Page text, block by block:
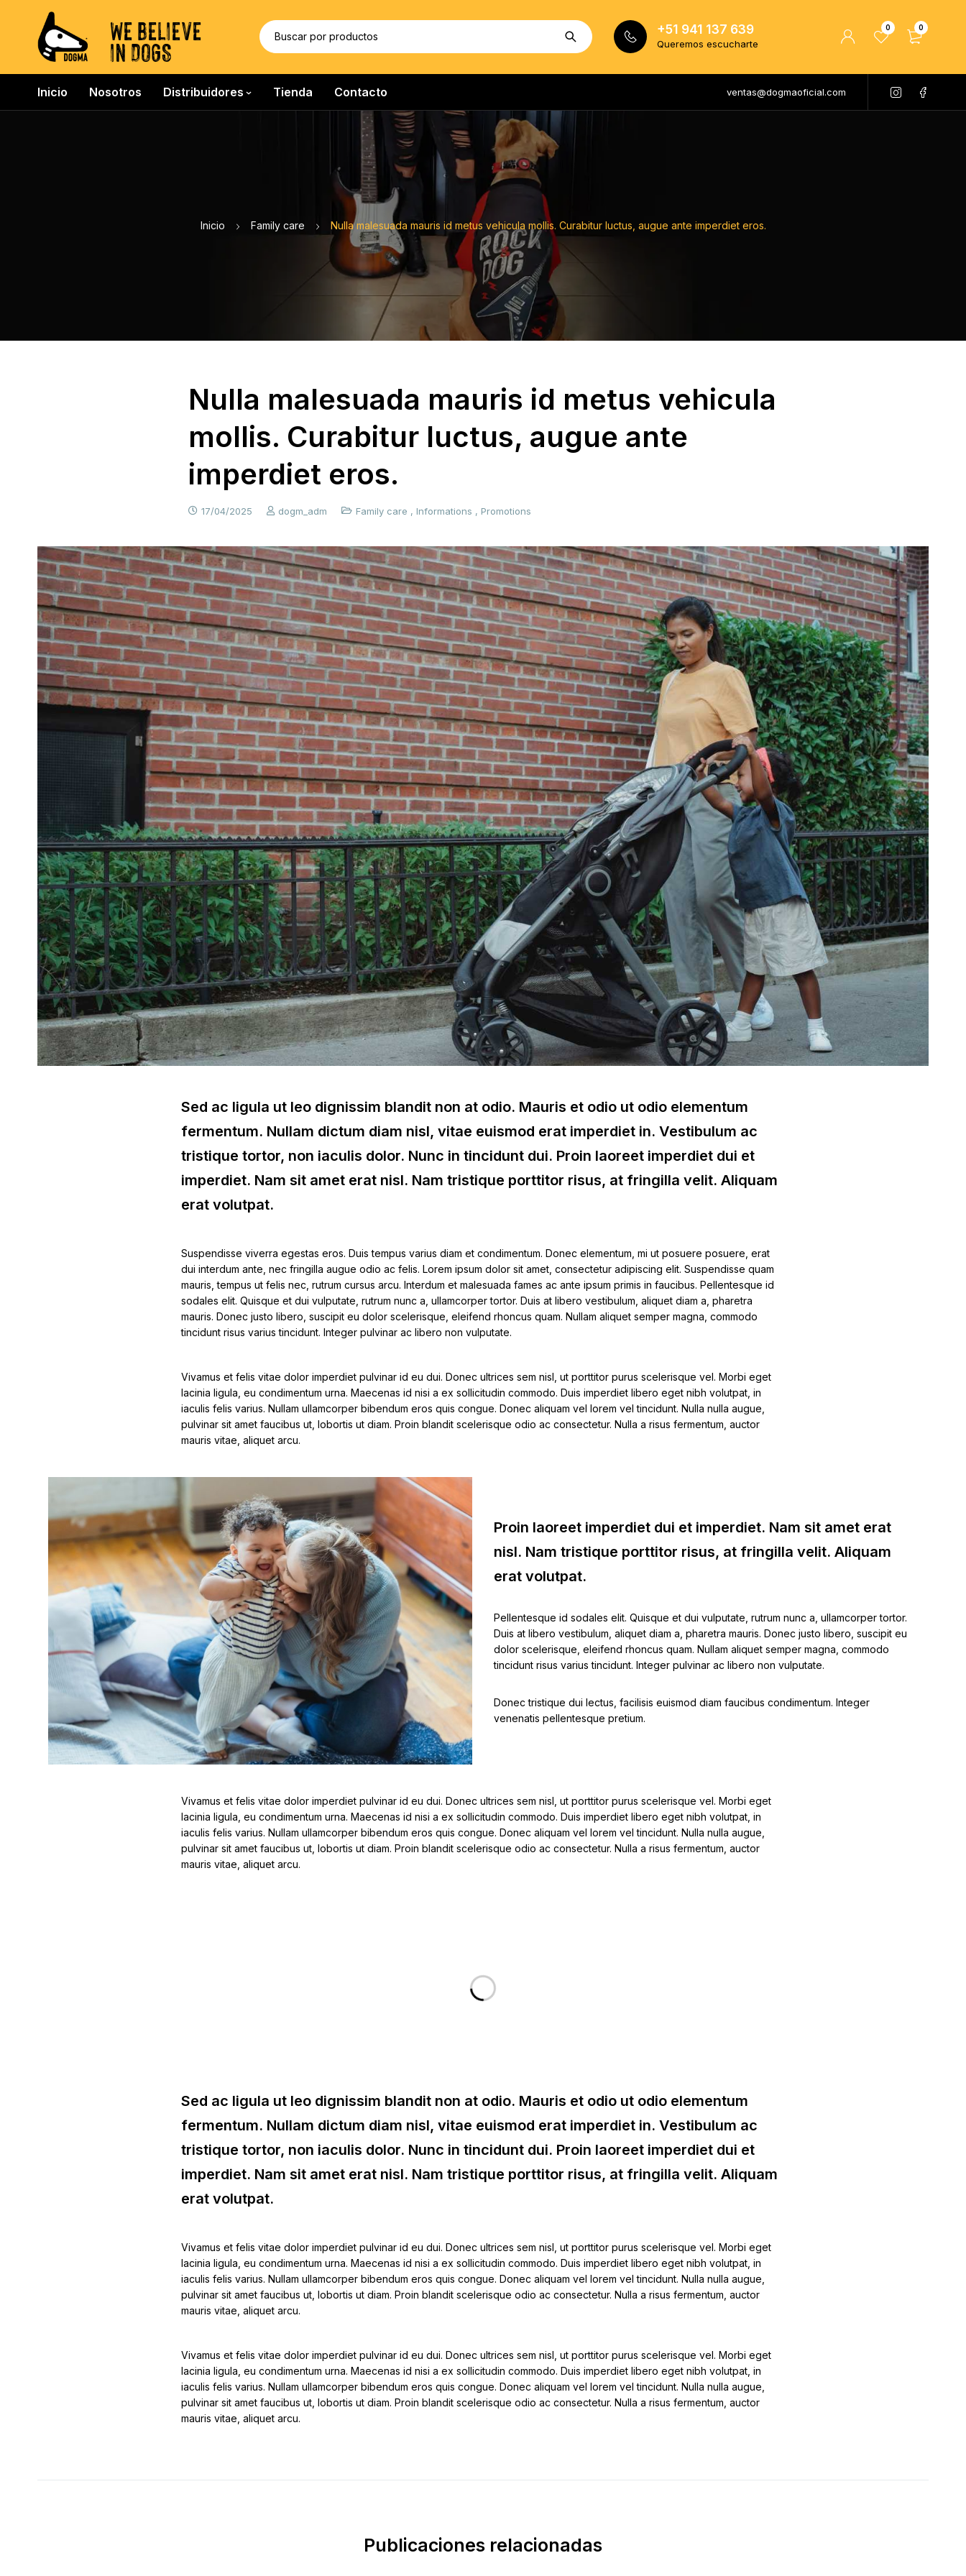
WE BELIEVE
IN DOGS
+51 941 137 639
Queremos escucharte
0 0
Inicio Nosotros Distribuidores Tienda Contacto ventas@dogmaoficial.com
Inicio Family care Nulla malesuada mauris id metus vehicula mollis. Curabitur luctus, augue ante imperdiet eros.
Nulla malesuada mauris id metus vehicula
mollis. Curabitur luctus, augue ante
imperdiet eros.
17/04/2025 dogm_adm Family care , Informations , Promotions
Sed ac ligula ut leo dignissim blandit non at odio. Mauris et odio ut odio elementum
fermentum. Nullam dictum diam nisl, vitae euismod erat imperdiet in. Vestibulum ac
tristique tortor, non iaculis dolor. Nunc in tincidunt dui. Proin laoreet imperdiet dui et
imperdiet. Nam sit amet erat nisl. Nam tristique porttitor risus, at fringilla velit. Aliquam
erat volutpat.
Suspendisse viverra egestas eros. Duis tempus varius diam et condimentum. Donec elementum, mi ut posuere posuere, erat
dui interdum ante, nec fringilla augue odio ac felis. Lorem ipsum dolor sit amet, consectetur adipiscing elit. Suspendisse quam
mauris, tempus ut felis nec, rutrum cursus arcu. Interdum et malesuada fames ac ante ipsum primis in faucibus. Pellentesque id
sodales elit. Quisque et dui vulputate, rutrum nunc a, ullamcorper tortor. Duis at libero vestibulum, aliquet diam a, pharetra
mauris. Donec justo libero, suscipit eu dolor scelerisque, eleifend rhoncus quam. Nullam aliquet semper magna, commodo
tincidunt risus varius tincidunt. Integer pulvinar ac libero non vulputate.
Vivamus et felis vitae dolor imperdiet pulvinar id eu dui. Donec ultrices sem nisl, ut porttitor purus scelerisque vel. Morbi eget
lacinia ligula, eu condimentum urna. Maecenas id nisi a ex sollicitudin commodo. Duis imperdiet libero eget nibh volutpat, in
iaculis felis varius. Nullam ullamcorper bibendum eros quis congue. Donec aliquam vel lorem vel tincidunt. Nulla nulla augue,
pulvinar sit amet faucibus ut, lobortis ut diam. Proin blandit scelerisque odio ac consectetur. Nulla a risus fermentum, auctor
mauris vitae, aliquet arcu.
Proin laoreet imperdiet dui et imperdiet. Nam sit amet erat
nisl. Nam tristique porttitor risus, at fringilla velit. Aliquam
erat volutpat.
Pellentesque id sodales elit. Quisque et dui vulputate, rutrum nunc a, ullamcorper tortor.
Duis at libero vestibulum, aliquet diam a, pharetra mauris. Donec justo libero, suscipit eu
dolor scelerisque, eleifend rhoncus quam. Nullam aliquet semper magna, commodo
tincidunt risus varius tincidunt. Integer pulvinar ac libero non vulputate.
Donec tristique dui lectus, facilisis euismod diam faucibus condimentum. Integer
venenatis pellentesque pretium.
Vivamus et felis vitae dolor imperdiet pulvinar id eu dui. Donec ultrices sem nisl, ut porttitor purus scelerisque vel. Morbi eget
lacinia ligula, eu condimentum urna. Maecenas id nisi a ex sollicitudin commodo. Duis imperdiet libero eget nibh volutpat, in
iaculis felis varius. Nullam ullamcorper bibendum eros quis congue. Donec aliquam vel lorem vel tincidunt. Nulla nulla augue,
pulvinar sit amet faucibus ut, lobortis ut diam. Proin blandit scelerisque odio ac consectetur. Nulla a risus fermentum, auctor
mauris vitae, aliquet arcu.
Sed ac ligula ut leo dignissim blandit non at odio. Mauris et odio ut odio elementum
fermentum. Nullam dictum diam nisl, vitae euismod erat imperdiet in. Vestibulum ac
tristique tortor, non iaculis dolor. Nunc in tincidunt dui. Proin laoreet imperdiet dui et
imperdiet. Nam sit amet erat nisl. Nam tristique porttitor risus, at fringilla velit. Aliquam
erat volutpat.
Vivamus et felis vitae dolor imperdiet pulvinar id eu dui. Donec ultrices sem nisl, ut porttitor purus scelerisque vel. Morbi eget
lacinia ligula, eu condimentum urna. Maecenas id nisi a ex sollicitudin commodo. Duis imperdiet libero eget nibh volutpat, in
iaculis felis varius. Nullam ullamcorper bibendum eros quis congue. Donec aliquam vel lorem vel tincidunt. Nulla nulla augue,
pulvinar sit amet faucibus ut, lobortis ut diam. Proin blandit scelerisque odio ac consectetur. Nulla a risus fermentum, auctor
mauris vitae, aliquet arcu.
Vivamus et felis vitae dolor imperdiet pulvinar id eu dui. Donec ultrices sem nisl, ut porttitor purus scelerisque vel. Morbi eget
lacinia ligula, eu condimentum urna. Maecenas id nisi a ex sollicitudin commodo. Duis imperdiet libero eget nibh volutpat, in
iaculis felis varius. Nullam ullamcorper bibendum eros quis congue. Donec aliquam vel lorem vel tincidunt. Nulla nulla augue,
pulvinar sit amet faucibus ut, lobortis ut diam. Proin blandit scelerisque odio ac consectetur. Nulla a risus fermentum, auctor
mauris vitae, aliquet arcu.
Publicaciones relacionadas